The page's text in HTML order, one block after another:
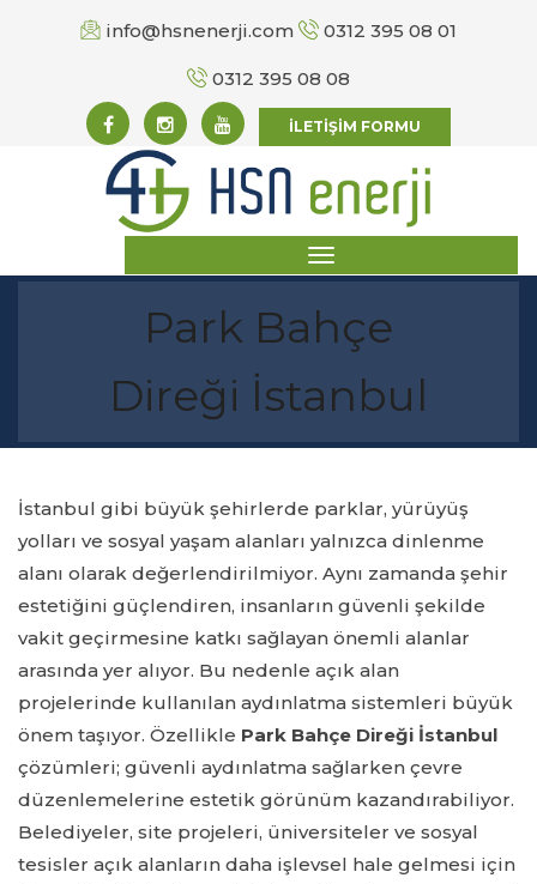
info@hsnenerji.com 0312 395 08 01
0312 395 08 08
İLETİŞİM FORMU
Park Bahçe
Direği İstanbul
İstanbul gibi büyük şehirlerde parklar, yürüyüş
yolları ve sosyal yaşam alanları yalnızca dinlenme
alanı olarak değerlendirilmiyor. Aynı zamanda şehir
estetiğini güçlendiren, insanların güvenli şekilde
vakit geçirmesine katkı sağlayan önemli alanlar
arasında yer alıyor. Bu nedenle açık alan
projelerinde kullanılan aydınlatma sistemleri büyük
önem taşıyor. Özellikle Park Bahçe Direği İstanbul
çözümleri; güvenli aydınlatma sağlarken çevre
düzenlemelerine estetik görünüm kazandırabiliyor.
Belediyeler, site projeleri, üniversiteler ve sosyal
tesisler açık alanların daha işlevsel hale gelmesi için